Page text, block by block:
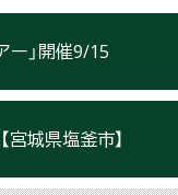
ー」開催9/15
城県塩釜市】